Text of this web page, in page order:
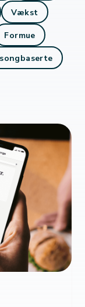
Vækst
Formue